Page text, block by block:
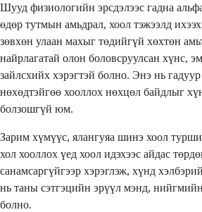
Шууд физиологийн эрсдэлээс гадна
өдөр тутмын амьдрал, хоол тэжээлд
зөвхөн улаан махыг төдийгүй хөхтөн
найрлагатай олон боловсруулсан хүнс,
зайлсхийх хэрэгтэй болно. Энэ нь
нөхөдтэйгөө хооллох нөхцөл байдлыг
болзошгүй юм.
Зарим хүмүүс, ялангуяа шинэ хоол
хол хооллох үед хоол идэхээс айдас
санамсаргүйгээр хэрэглэж, хүнд
нь таны сэтгэцийн эрүүл мэнд,
болно.